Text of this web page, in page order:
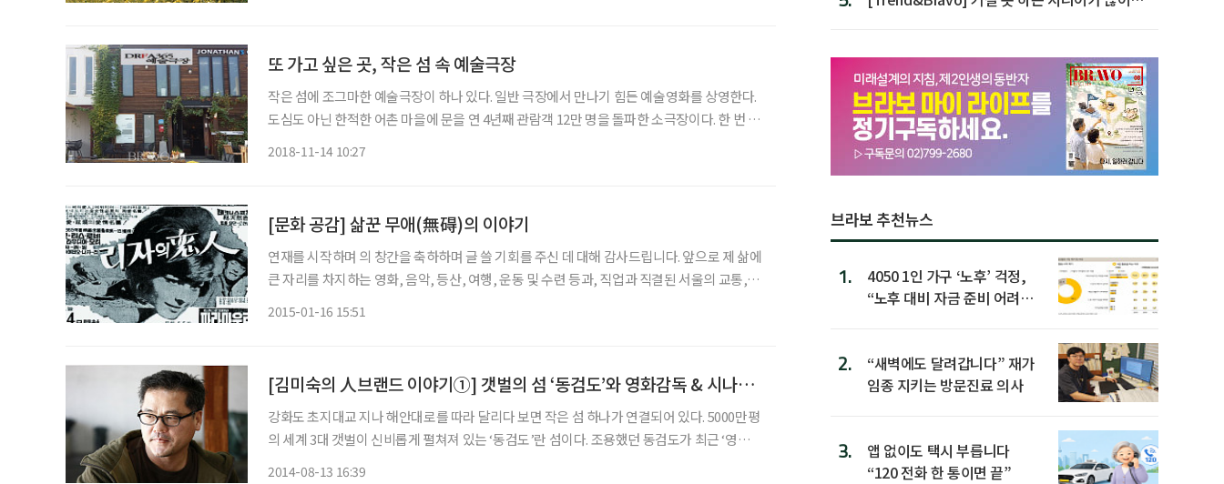
또 가고 싶은 곳, 작은 섬 속 예술극장
작은 섬에 조그마한 예술극장이 하나 있다. 일반 극장에서 만나기 힘든 예술영화를 상영한다.
도심도 아닌 한적한 어촌 마을에 문을 연 4년째 관람객 12만 명을 돌파한 소극장이다. 한 번 방
2018-11-14 10:27
[문화 공감] 삶꾼 무애(無碍)의 이야기
연재를 시작하며 의 창간을 축하하며 글 쓸 기회를 주신 데 대해 감사드립니다. 앞으로 제 삶에
큰 자리를 차지하는 영화, 음악, 등산, 여행, 운동 및 수련 등과, 직업과 직결된 서울의 교통, 교
2015-01-16 15:51
[김미숙의 人브랜드 이야기①] 갯벌의 섬 ‘동검도’와 영화감독 & 시나리오 작가 ‘조나단 유’
강화도 초지대교 지나 해안대로를 따라 달리다 보면 작은 섬 하나가 연결되어 있다. 5000만평
의 세계 3대 갯벌이 신비롭게 펼쳐져 있는 ‘동검도’란 섬이다. 조용했던 동검도가 최근 ‘영화의
2014-08-13 16:39
브라보 추천뉴스
1.
4050 1인 가구 ‘노후’ 걱정,
“노후 대비 자금 준비 어려
2.
“새벽에도 달려갑니다” 재가
임종 지키는 방문진료 의사
3.
앱 없이도 택시 부릅니다
“120 전화 한 통이면 끝”